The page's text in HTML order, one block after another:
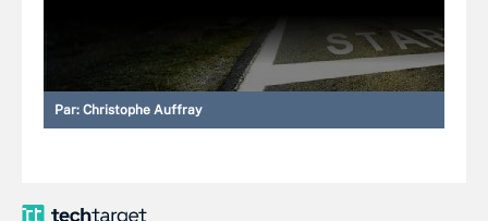
Par: Christophe Auffray